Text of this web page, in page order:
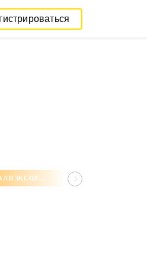
КУПИТЬ ЗАКОЛКИ НА АЛИЭКСПРЕСС